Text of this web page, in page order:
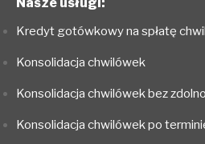
Nasze usługi:
Kredyt gotówkowy na spłatę
Konsolidacja chwilówek
Konsolidacja chwilówek bez
Konsolidacja chwilówek po